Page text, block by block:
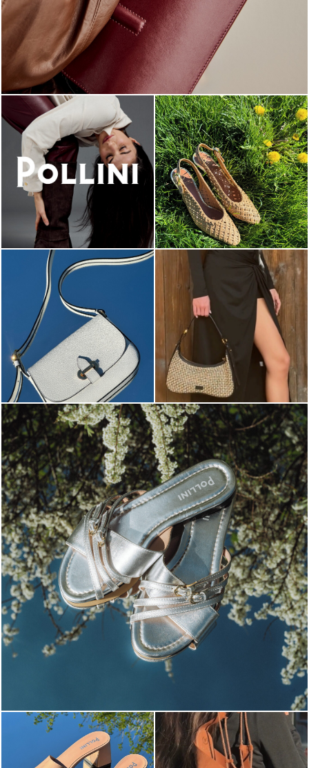
Blending sass and class, the Echos mule in silver is...